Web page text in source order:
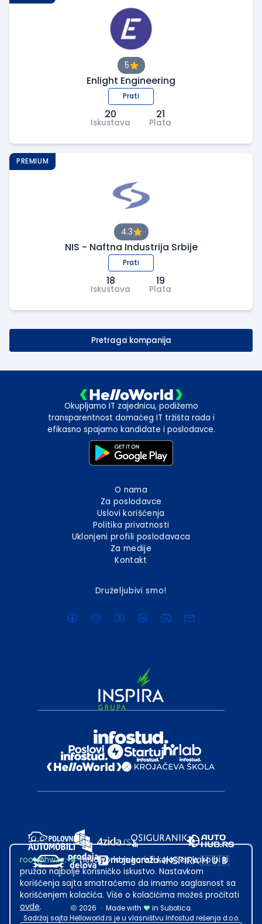
5
Enlight Engineering
Prati
20
Iskustava
21
Plata
4.3
NIS - Naftna Industrija Srbije
Prati
18
Iskustava
19
Plata
PREMIUM
Pretraga kompanija
Okupljamo IT zajednicu, podižemo
transparentnost domaćeg IT tržišta rada i
efikasno spajamo kandidate i poslodavce.
O nama
Za poslodavce
Uslovi korišćenja
Politika privatnosti
Uklonjeni profili poslodavaca
Za medije
Kontakt
Druželjubivi smo!
2026 · Made with
in Subotica.
Sadržaj sajta Helloworld.rs je u vlasništvu Infostud rešenja d.o.o.
root@hw.rs:~#Helloworld.rs koristi kolačiće kako bi ti
pružao najbolje korisničko iskustvo. Nastavkom
korišćenja sajta smatraćemo da imamo saglasnost sa
korišćenjem kolačića. Više o kolačićima možeš pročitati
ovde.